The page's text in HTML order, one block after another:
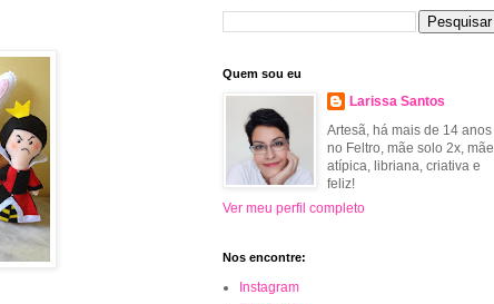
Quem sou eu
Larissa Santos
Artesã, há mais de 14 anos
no Feltro, mãe solo 2x, mãe
atípica, libriana, criativa e
feliz!
Ver meu perfil completo
Nos encontre:
Instagram